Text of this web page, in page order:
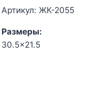
Артикул: ЖК-2055
Размеры:
30.5x21.5